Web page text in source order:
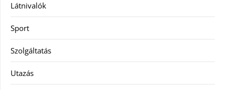
Látnivalók
Sport
Szolgáltatás
Utazás